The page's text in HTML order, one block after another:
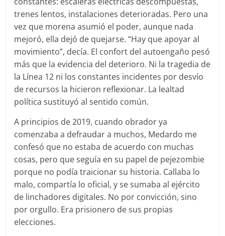
trenes lentos, instalaciones deterioradas. Pero una
vez que morena asumió el poder, aunque nada
mejoró, ella dejó de quejarse. “Hay que apoyar al
movimiento”, decía. El confort del autoengaño pesó
más que la evidencia del deterioro. Ni la tragedia de
la Línea 12 ni los constantes incidentes por desvío
de recursos la hicieron reflexionar. La lealtad
política sustituyó al sentido común.
A principios de 2019, cuando obrador ya
comenzaba a defraudar a muchos, Medardo me
confesó que no estaba de acuerdo con muchas
cosas, pero que seguía en su papel de pejezombie
porque no podía traicionar su historia. Callaba lo
malo, compartía lo oficial, y se sumaba al ejército
de linchadores digitales. No por convicción, sino
por orgullo. Era prisionero de sus propias
elecciones.